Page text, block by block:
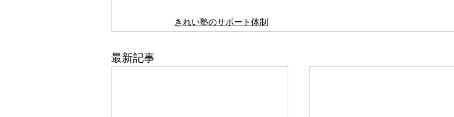
きれい塾のサポート体制
最新記事